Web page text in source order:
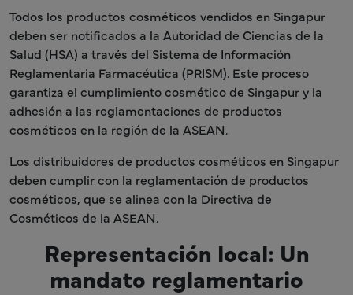
Todos los productos cosméticos vendidos en Singapur
deben ser notificados a la Autoridad de Ciencias de la
Salud (HSA) a través del Sistema de Información
Reglamentaria Farmacéutica (PRISM). Este proceso
garantiza el cumplimiento cosmético de Singapur y la
adhesión a las reglamentaciones de productos
cosméticos en la región de la ASEAN.
Los distribuidores de productos cosméticos en Singapur
deben cumplir con la reglamentación de productos
cosméticos, que se alinea con la Directiva de
Cosméticos de la ASEAN.
Representación local: Un
mandato reglamentario